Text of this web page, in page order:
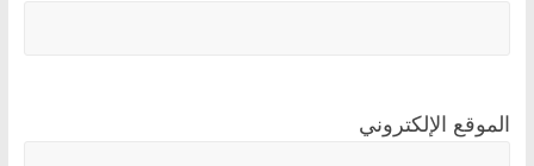
الموقع الإلكتروني